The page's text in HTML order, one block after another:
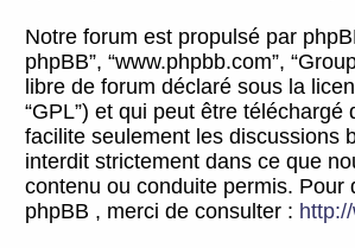
Notre forum est propulsé par
phpBB”, “www.phpbb.com”,
libre de forum déclaré sous la
“GPL”) et qui peut être téléchargé
facilite seulement les discussions
interdit strictement dans ce que
contenu ou conduite permis.
phpBB , merci de consulter :